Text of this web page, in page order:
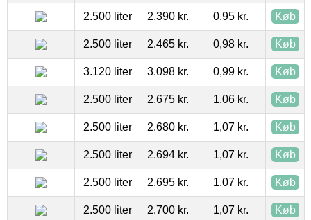
2.500 liter 2.390 kr. 0,95 kr. Køb
2.500 liter 2.465 kr. 0,98 kr. Køb
3.120 liter 3.098 kr. 0,99 kr. Køb
2.500 liter 2.675 kr. 1,06 kr. Køb
2.500 liter 2.680 kr. 1,07 kr. Køb
2.500 liter 2.694 kr. 1,07 kr. Køb
2.500 liter 2.695 kr. 1,07 kr. Køb
2.500 liter 2.700 kr. 1,07 kr. Køb